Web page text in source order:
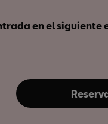
en el siguiente